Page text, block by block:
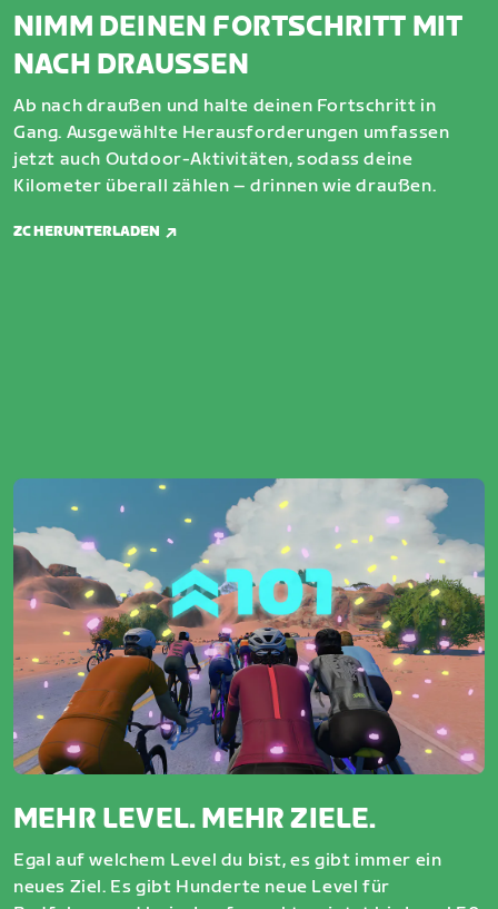
NIMM DEINEN FORTSCHRITT MIT
NACH DRAUSSEN
Ab nach draußen und halte deinen Fortschritt in
Gang. Ausgewählte Herausforderungen umfassen
jetzt auch Outdoor-Aktivitäten, sodass deine
Kilometer überall zählen – drinnen wie draußen.
ZC HERUNTERLADEN
MEHR LEVEL. MEHR ZIELE.
Egal auf welchem Level du bist, es gibt immer ein
neues Ziel. Es gibt Hunderte neue Level für